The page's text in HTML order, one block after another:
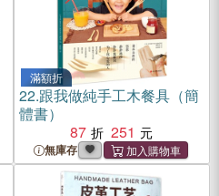
滿額折
22.跟我做純手工木餐具（簡
體書）
87
251
無庫存